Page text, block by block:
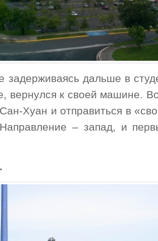
задерживаясь дальше в
вернулся к своей машине.
Хуан и отправиться в
Направление – запад, и